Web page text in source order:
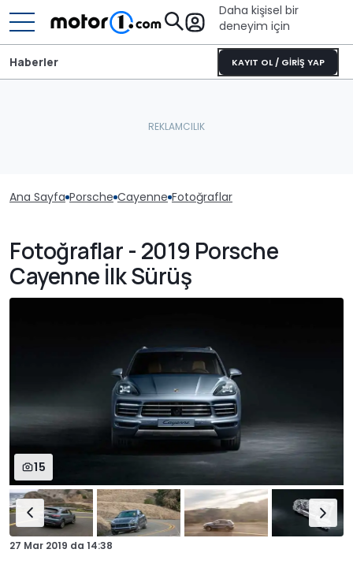
Daha kişisel bir
deneyim için
KAYIT OL / GİRİŞ YAP
Haberler
Ana Sayfa Porsche Cayenne Fotoğraflar
Fotoğraflar - 2019 Porsche
Cayenne İlk Sürüş
15
27 Mar 2019 da 14:38